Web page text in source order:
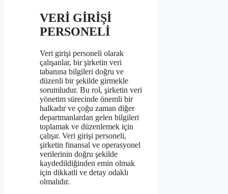
VERİ GİRİŞİ
PERSONELİ
Veri girişi personeli olarak
çalışanlar, bir şirketin veri
tabanına bilgileri doğru ve
düzenli bir şekilde girmekle
sorumludur. Bu rol, şirketin veri
yönetim sürecinde önemli bir
halkadır ve çoğu zaman diğer
departmanlardan gelen bilgileri
toplamak ve düzenlemek için
çalışır. Veri girişi personeli,
şirketin finansal ve operasyonel
verilerinin doğru şekilde
kaydedildiğinden emin olmak
için dikkatli ve detay odaklı
olmalıdır.